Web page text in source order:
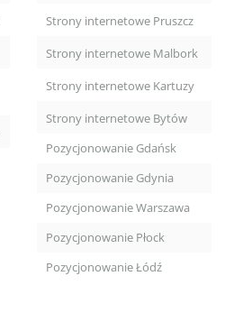
Strony internetowe Pruszcz
Strony internetowe Malbork
Strony internetowe Kartuzy
Strony internetowe Bytów
Pozycjonowanie Gdańsk
Pozycjonowanie Gdynia
Pozycjonowanie Warszawa
Pozycjonowanie Płock
Pozycjonowanie Łódź